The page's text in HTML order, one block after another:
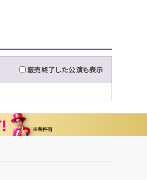
販売終了した公演も表示